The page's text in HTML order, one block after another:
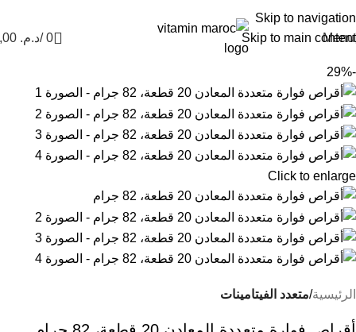
Skip to navigation
Skip to main content
Menu
0
/د.م.
-29%
Click to enlarge
الرئيسية متعدد الفيتامينات